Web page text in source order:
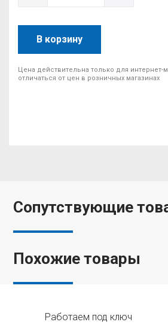
В корзину
Цена действительна только для интернет-
отличаться от цен в розничных магазинах
Сопутствующие
Похожие товары
Работаем под ключ